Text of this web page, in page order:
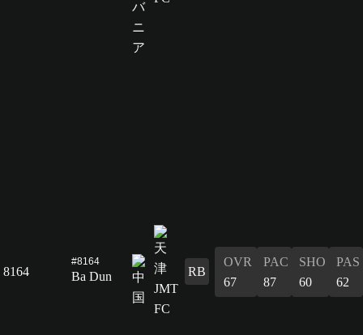
8164
#8164
Ba Dun RB
OVR
67
PAC
87
SHO
60
PAS
62